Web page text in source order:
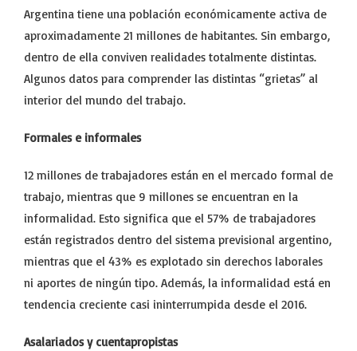
Argentina tiene una población económicamente activa de
aproximadamente 21 millones de habitantes. Sin embargo,
dentro de ella conviven realidades totalmente distintas.
Algunos datos para comprender las distintas “grietas” al
interior del mundo del trabajo.
Formales e informales
12 millones de trabajadores están en el mercado formal de
trabajo, mientras que 9 millones se encuentran en la
informalidad. Esto significa que el 57% de trabajadores
están registrados dentro del sistema previsional argentino,
mientras que el 43% es explotado sin derechos laborales
ni aportes de ningún tipo. Además, la informalidad está en
tendencia creciente casi ininterrumpida desde el 2016.
Asalariados y cuentapropistas